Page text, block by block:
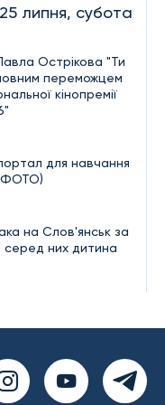
25 липня, субота
Острікова "Ти
переможцем
кінопремії
для навчання
на Слов'янськ за
серед них дитина